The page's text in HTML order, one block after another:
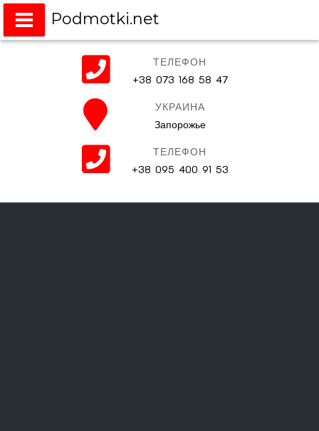
Podmotki.net
Подмотки на любое авто
ТЕЛЕФОН
+38 073 168 58 47
УКРАИНА
Запорожье
ТЕЛЕФОН
+38 095 400 91 53